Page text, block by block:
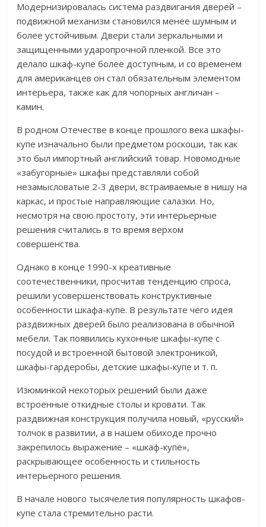
Модернизировалась система раздвигания дверей –
подвижной механизм становился менее шумным и
более устойчивым. Двери стали зеркальными и
защищенными ударопрочной пленкой. Все это
делало шкаф-купе более доступным, и со временем
для американцев он стал обязательным элементом
интерьера, также как для чопорных англичан –
камин.
В родном Отечестве в конце прошлого века шкафы-
купе изначально были предметом роскоши, так как
это был импортный английский товар. Новомодные
«забугорные» шкафы представляли собой
незамысловатые 2-3 двери, встраиваемые в нишу на
каркас, и простые направляющие салазки. Но,
несмотря на свою простоту, эти интерьерные
решения считались в то время верхом
совершенства.
Однако в конце 1990-х креативные
соотечественники, просчитав тенденцию спроса,
решили усовершенствовать конструктивные
особенности шкафа-купе. В результате чего идея
раздвижных дверей было реализована в обычной
мебели. Так появились кухонные шкафы-купе с
посудой и встроенной бытовой электроникой,
шкафы-гардеробы, детские шкафы-купе и т. п.
Изюминкой некоторых решений были даже
встроенные откидные столы и кровати. Так
раздвижная конструкция получила новый, «русский»
толчок в развитии, а в нашем обиходе прочно
закрепилось выражение – «шкаф-купе»,
раскрывающее особенность и стильность
интерьерного решения.
В начале нового тысячелетия популярность шкафов-
купе стала стремительно расти.